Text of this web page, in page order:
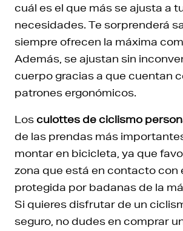
cuál es el que más se ajusta a
necesidades. Te sorprenderá
siempre ofrecen la máxima
Además, se ajustan sin
cuerpo gracias a que cuentan
patrones ergonómicos.
Losculottes de ciclismo
de las prendas más
montar en bicicleta, ya que
zona que está en contacto con
protegida por badanas de la
Si quieres disfrutar de un
seguro, no dudes en comprar